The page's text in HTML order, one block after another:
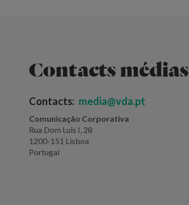
Contacts médias
Contacts: media@vda.pt
Comunicação Corporativa
Rua Dom Luis I, 28
1200-151 Lisboa
Portugal